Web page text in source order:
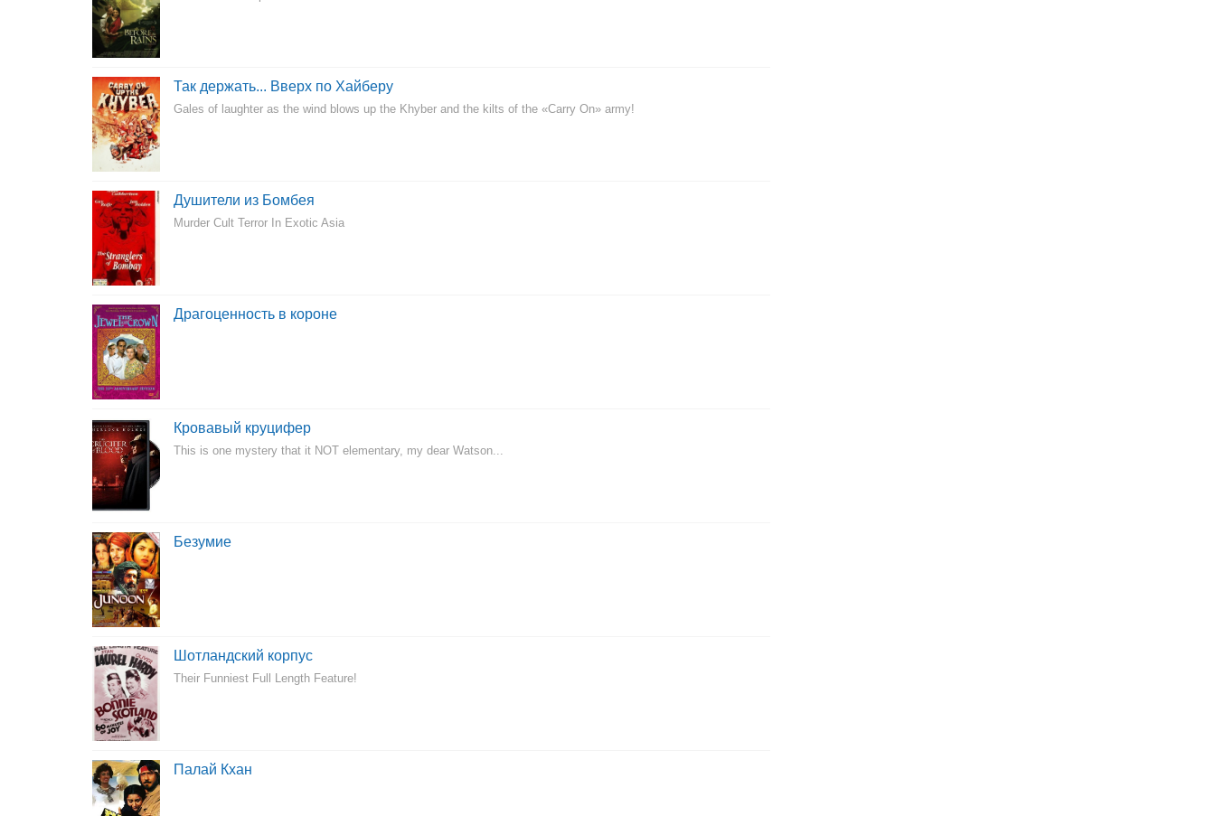
Так держать... Вверх по Хайберу
Gales of laughter as the wind blows up the Khyber and the kilts of the «Carry On» army!
Душители из Бомбея
Murder Cult Terror In Exotic Asia
Драгоценность в короне
Кровавый круцифер
This is one mystery that it NOT elementary, my dear Watson...
Безумие
Шотландский корпус
Their Funniest Full Length Feature!
Палай Кхан